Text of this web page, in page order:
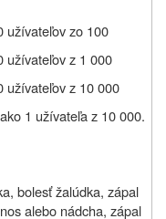
užívateľov zo 100
užívateľov z 1 000
užívateľov z 10 000
1 užívateľa z 10 000.
bolesť žalúdka, zápal
alebo nádcha, zápal